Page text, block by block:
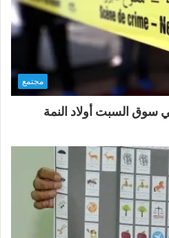
مجتمع
السبت أولاد النمة